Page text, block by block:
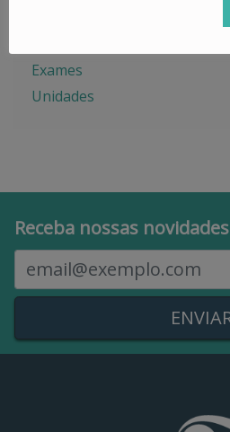
Exames
Unidades
Receba nossas novidades